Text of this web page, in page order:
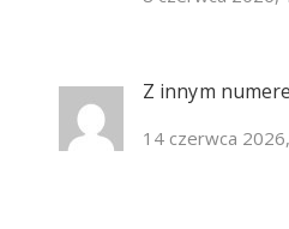
Z innym
14 czerwca